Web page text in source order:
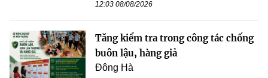
12:03 08/08/2026
Tăng kiểm tra trong công tác chống
buôn lậu, hàng giả
Đông Hà